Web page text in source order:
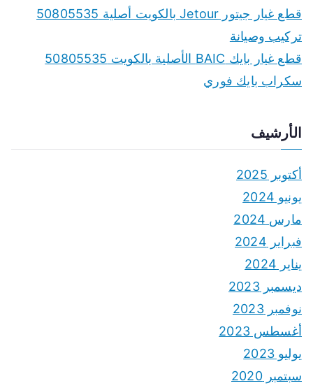
قطع غيار جيتور Jetour بالكويت أصلية 50805535
تركيب وصيانة
قطع غيار بايك BAIC الأصلية بالكويت 50805535
سكراب بايك فوري
الأرشيف
أكتوبر 2025
يونيو 2024
مارس 2024
فبراير 2024
يناير 2024
ديسمبر 2023
نوفمبر 2023
أغسطس 2023
يوليو 2023
سبتمبر 2020